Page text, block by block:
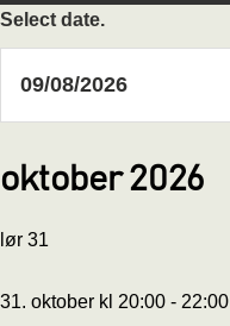
Select date.
oktober 2026
lør 31
31. oktober kl 20:00 - 22:00